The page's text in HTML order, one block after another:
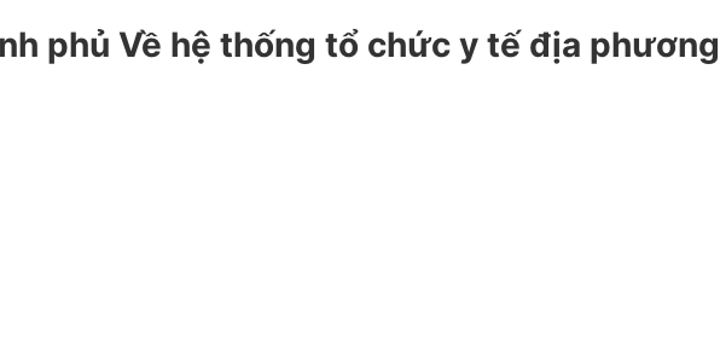
phủ Về hệ thống tổ chức y tế địa phương